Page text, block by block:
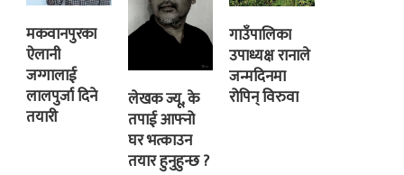
मकवानपुरका
ऐलानी
जग्गालाई
लालपुर्जा दिने
तयारी
लेखक ज्यू, के
तपाई आफ्नो
घर भत्काउन
तयार हुनुहुन्छ ?
गाउँपालिका
उपाध्यक्ष रानाले
जन्मदिनमा
रोपिन् विरुवा